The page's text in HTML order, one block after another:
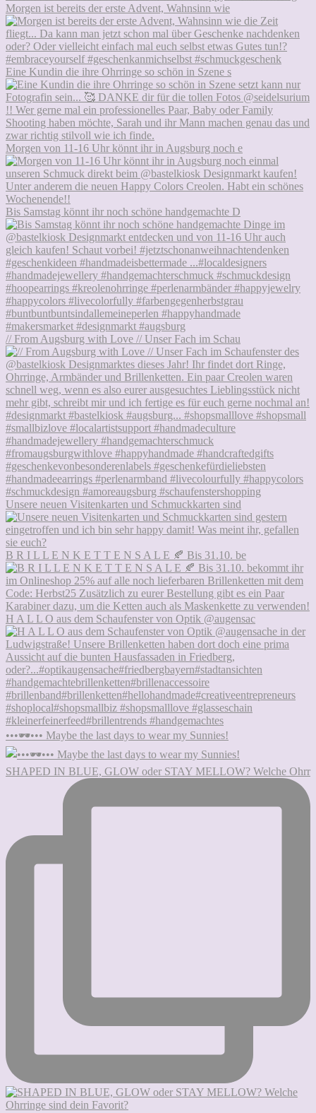
Morgen ist bereits der erste Advent, Wahnsinn wie
Eine Kundin die ihre Ohrringe so schön in Szene s
Morgen von 11-16 Uhr könnt ihr in Augsburg noch e
Bis Samstag könnt ihr noch schöne handgemachte D
// From Augsburg with Love // Unser Fach im Schau
Unsere neuen Visitenkarten und Schmuckkarten sind
B R I L L E N K E T T E N S A L E 🍂 Bis 31.10. be
H A L L O aus dem Schaufenster von Optik @augensac
•••🕶••• Maybe the last days to wear my Sunnies!
SHAPED IN BLUE, GLOW oder STAY MELLOW? Welche Ohrr